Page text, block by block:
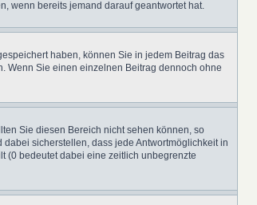
wenn bereits jemand darauf geantwortet hat.
haben, können Sie in jedem Beitrag das
Wenn Sie einen einzelnen Beitrag dennoch ohne
Sie diesen Bereich nicht sehen können, so
sicherstellen, dass jede Antwortmöglichkeit in
(0 bedeutet dabei eine zeitlich unbegrenzte